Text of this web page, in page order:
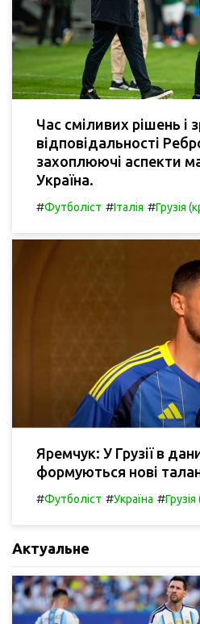
Час сміливих рішень і
відповідальності
захоплюючі аспекти
Україна.
#Футболіст #Італія #Грузія
Яремчук: У Грузії в
формуються нові
#Футболіст #Україна #Грузія
Актуальне